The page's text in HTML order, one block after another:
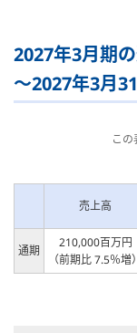
2027年3月期
～2027年3月31
こ
売上高
通期
210,000百万円
（前期比 7.5％増）